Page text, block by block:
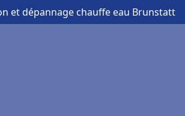
et dépannage chauffe eau Brunstatt